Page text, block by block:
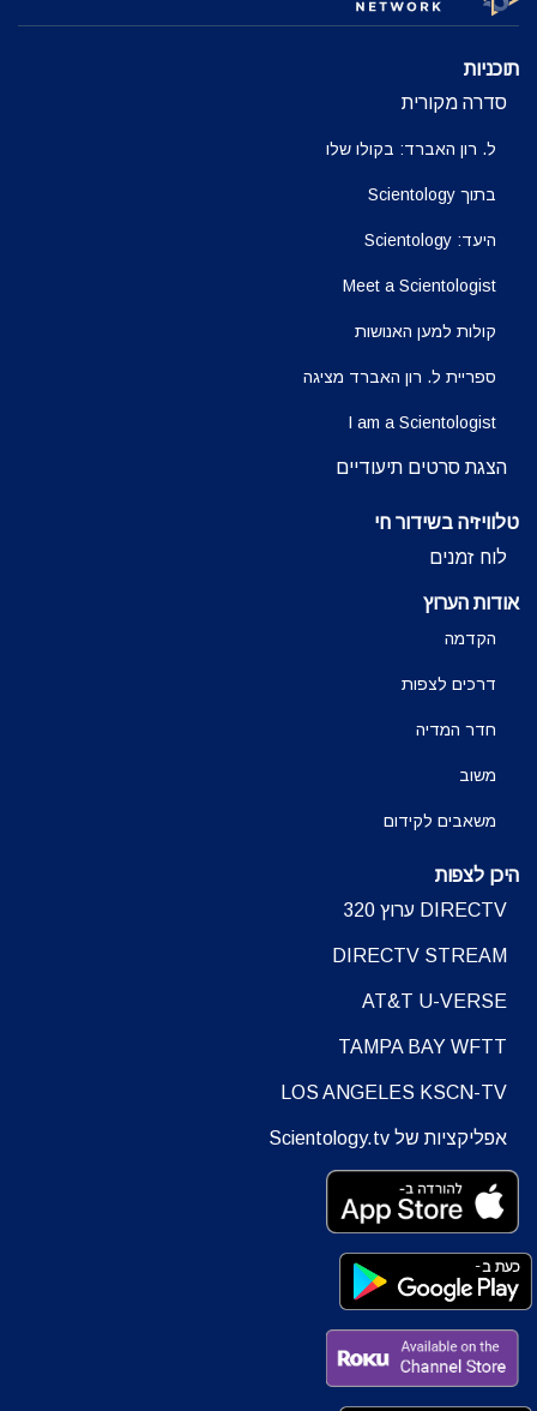
תוכניות
סדרה מקורית
ל. רון האברד: בקולו שלו
בתוך Scientology
היעד: Scientology
Meet a Scientologist
קולות למען האנושות
ספריית ל. רון האברד מציגה
I am a Scientologist
הצגת סרטים תיעודיים
טלוויזיה בשידור חי
לוח זמנים
אודות הערוץ
הקדמה
דרכים לצפות
חדר המדיה
משוב
משאבים לקידום
היכן לצפות
DIRECTV ערוץ 320
DIRECTV STREAM
AT&T U-VERSE
TAMPA BAY WFTT
LOS ANGELES KSCN-TV
אפליקציות של Scientology.tv